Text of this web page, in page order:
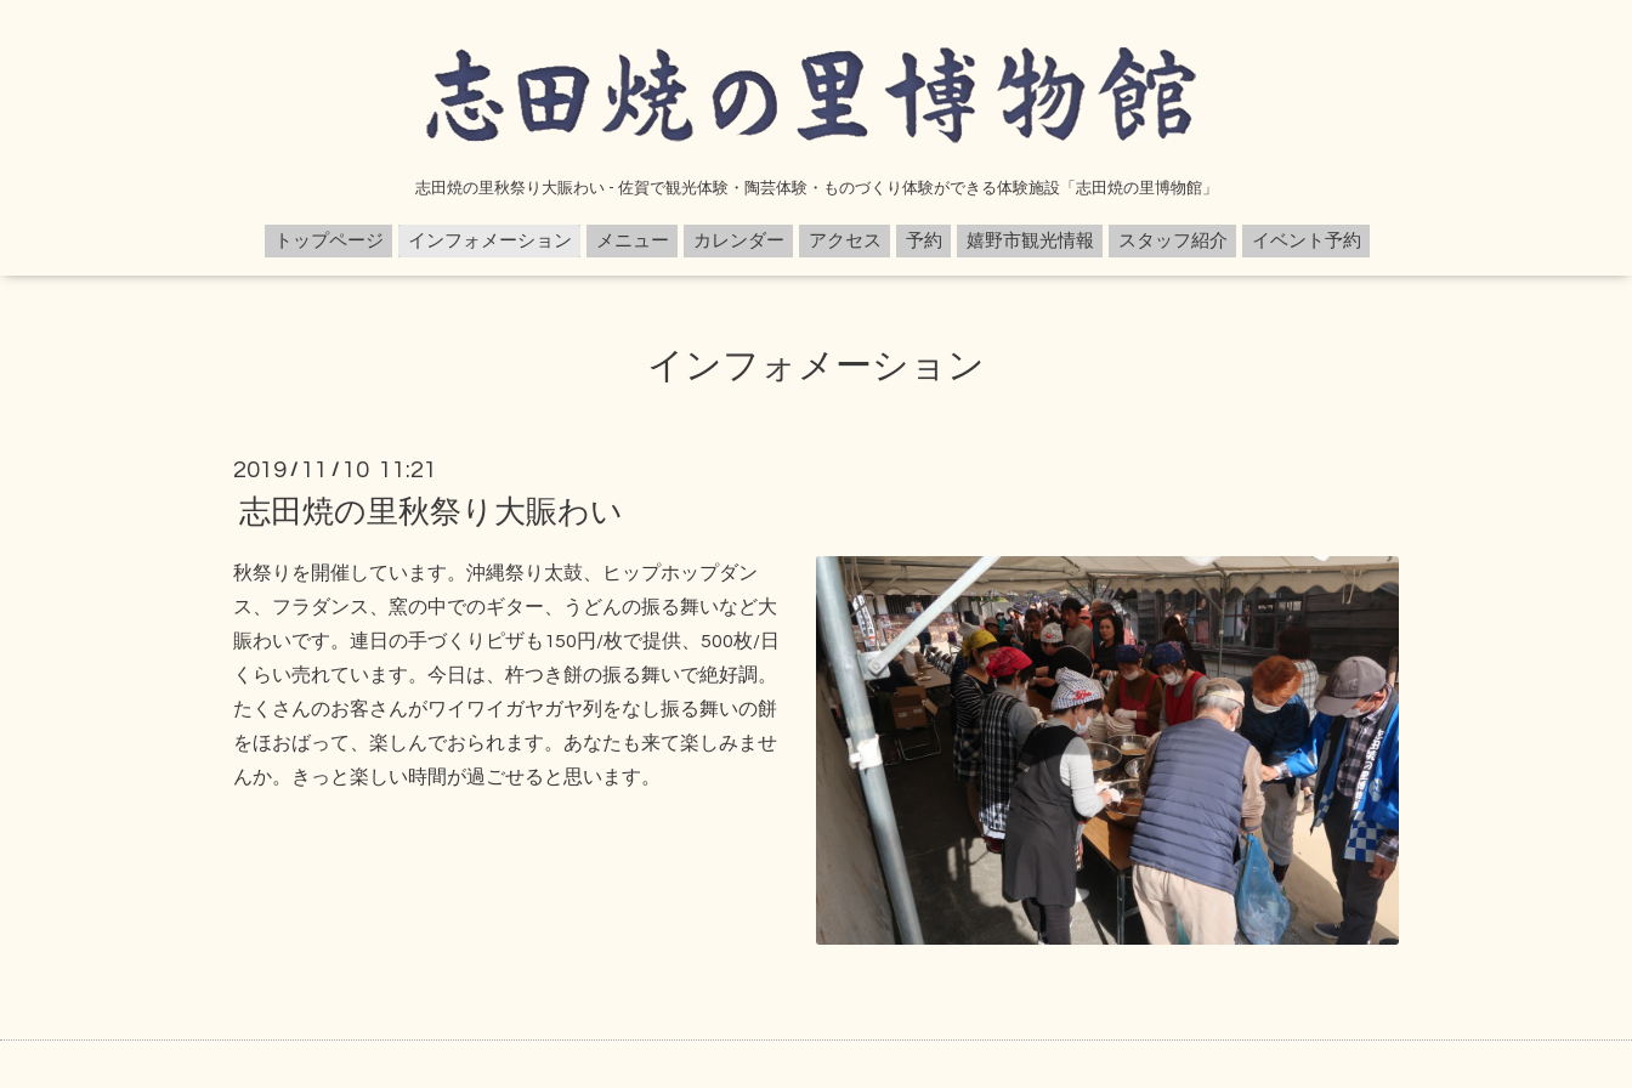
志田焼の里秋祭り大賑わい - 佐賀で観光体験・陶芸体験・ものづくり体験ができる体験施設「志田焼の里博物館」
トップページ インフォメーション メニュー カレンダー アクセス 予約 嬉野市観光情報 スタッフ紹介 イベント予約
インフォメーション
2019 / 11 / 10 11:21
志田焼の里秋祭り大賑わい
秋祭りを開催しています。沖縄祭り太鼓、ヒップホップダン
ス、フラダンス、窯の中でのギター、うどんの振る舞いなど大
賑わいです。連日の手づくりピザも150円/枚で提供、500枚/日
くらい売れています。今日は、杵つき餅の振る舞いで絶好調。
たくさんのお客さんがワイワイガヤガヤ列をなし振る舞いの餅
をほおばって、楽しんでおられます。あなたも来て楽しみませ
んか。きっと楽しい時間が過ごせると思います。